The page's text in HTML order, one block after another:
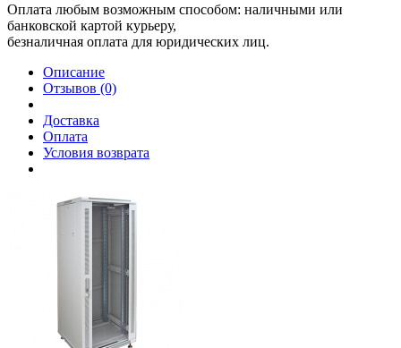
Оплата любым возможным способом: наличными или
банковской картой курьеру,
безналичная оплата для юридических лиц.
Описание
Отзывов (0)
Доставка
Оплата
Условия возврата